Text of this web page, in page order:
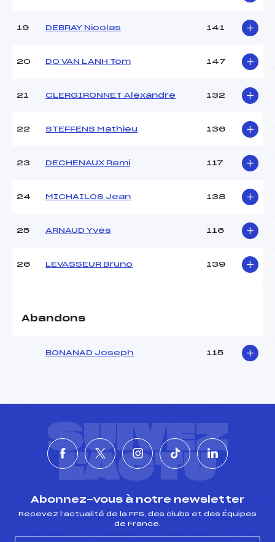
19 DEBRAY Nicolas 141
20 DO VAN LANH Tom 147
21 CLERGIRONNET Alexandre 132
22 STEFFENS Mathieu 136
23 DECHENAUX Remi 117
24 MICHAILOS Jean 138
25 ARNAUD Yves 116
26 LEVASSEUR Bruno 139
Abandons
BONANAD Joseph 115
SUIVEZ
L'ACTU
Abonnez-vous à notre newsletter
Recevez l’actualité de la FFS, des clubs et des Équipes
de France.